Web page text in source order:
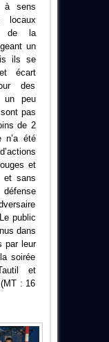
à sens
locaux
de la
un
ils se
écart
des
un peu
pas
de 2
n’a été
et
et sans
public
dans
par leur
soirée
et
: 16